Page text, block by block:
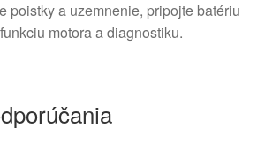
poistky a uzemnenie, pripojte batériu
motora a diagnostiku.